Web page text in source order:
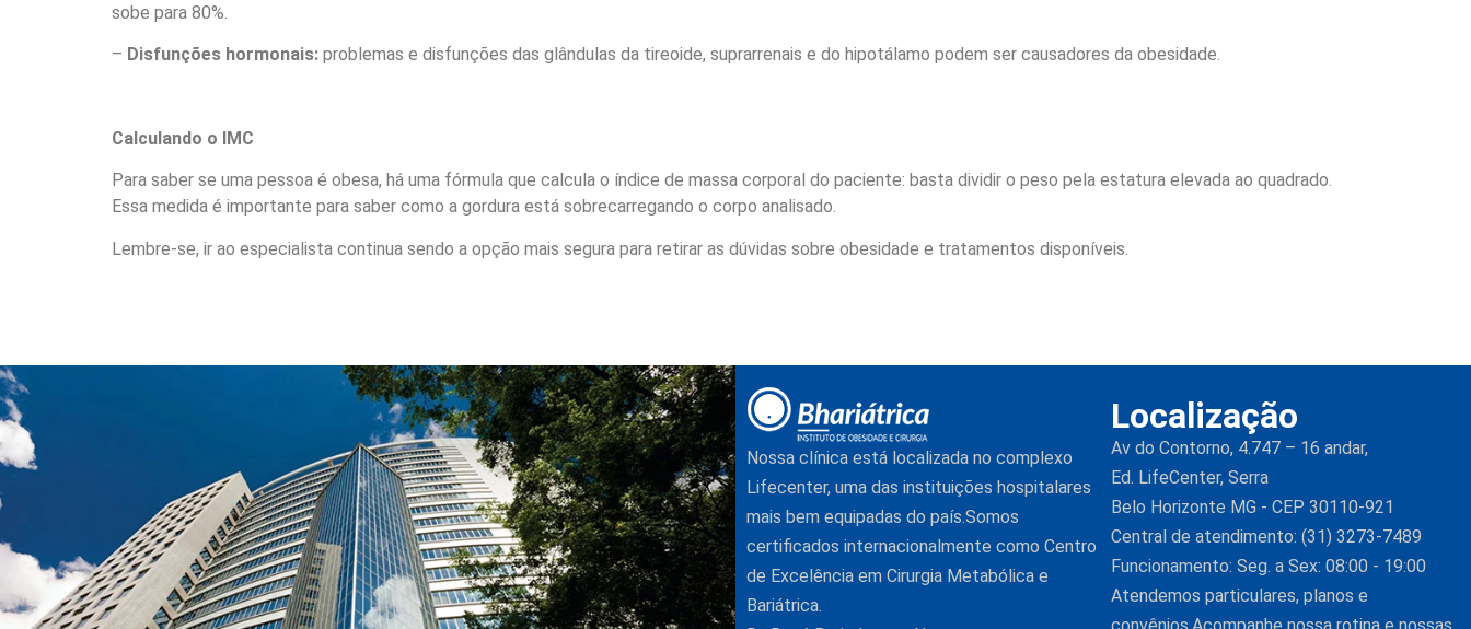
sobe para 80%.
– Disfunções hormonais: problemas e disfunções das glândulas da tireoide, suprarrenais e do hipotálamo podem ser causadores da obesidade.
Calculando o IMC
Para saber se uma pessoa é obesa, há uma fórmula que calcula o índice de massa corporal do paciente: basta dividir o peso pela estatura elevada ao quadrado.
Essa medida é importante para saber como a gordura está sobrecarregando o corpo analisado.
Lembre-se, ir ao especialista continua sendo a opção mais segura para retirar as dúvidas sobre obesidade e tratamentos disponíveis.
Nossa clínica está localizada no complexo
Lifecenter, uma das instituições hospitalares
mais bem equipadas do país.Somos
certificados internacionalmente como Centro
de Excelência em Cirurgia Metabólica e
Bariátrica.
Localização
Av do Contorno, 4.747 – 16 andar,
Ed. LifeCenter, Serra
Belo Horizonte MG - CEP 30110-921
Central de atendimento: (31) 3273-7489
Funcionamento: Seg. a Sex: 08:00 - 19:00
Atendemos particulares, planos e